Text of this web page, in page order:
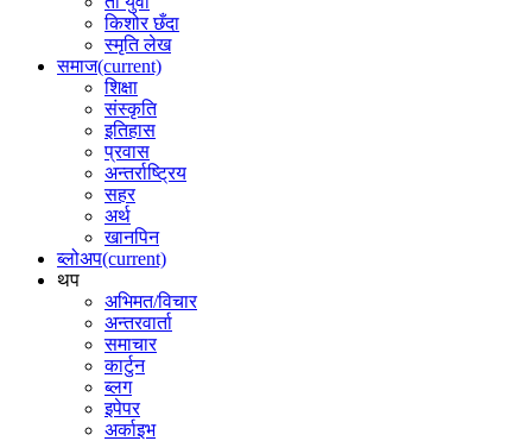
किशोर छँदा
स्मृति लेख
समाज(current)
शिक्षा
संस्कृति
इतिहास
प्रवास
अन्तर्राष्ट्रिय
सहर
अर्थ
खानपिन
ब्लोअप(current)
थप
अभिमत/विचार
अन्तरवार्ता
समाचार
कार्टुन
ब्लग
इपेपर
अर्काइभ